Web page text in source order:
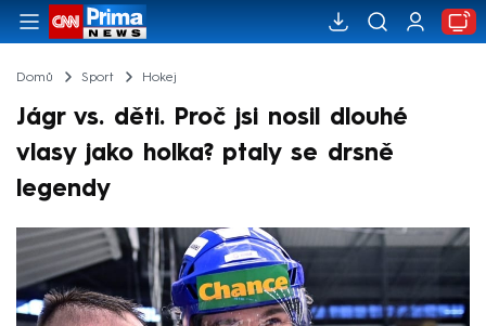
Domů Sport Hokej
Jágr vs. děti. Proč jsi nosil dlouhé
vlasy jako holka? ptaly se drsně
legendy